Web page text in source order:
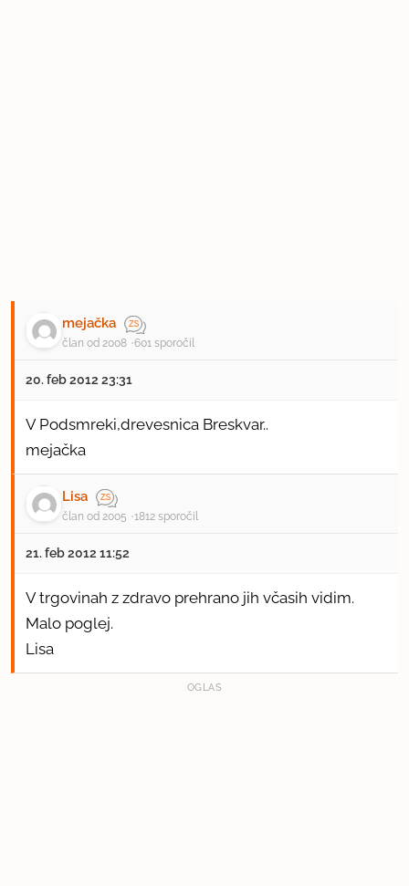
mejačka
član od 2008 601 sporočil
20. feb 2012 23:31
V Podsmreki,drevesnica Breskvar..
mejačka
Lisa
član od 2005 1812 sporočil
21. feb 2012 11:52
V trgovinah z zdravo prehrano jih včasih vidim.
Malo poglej.
Lisa
OGLAS